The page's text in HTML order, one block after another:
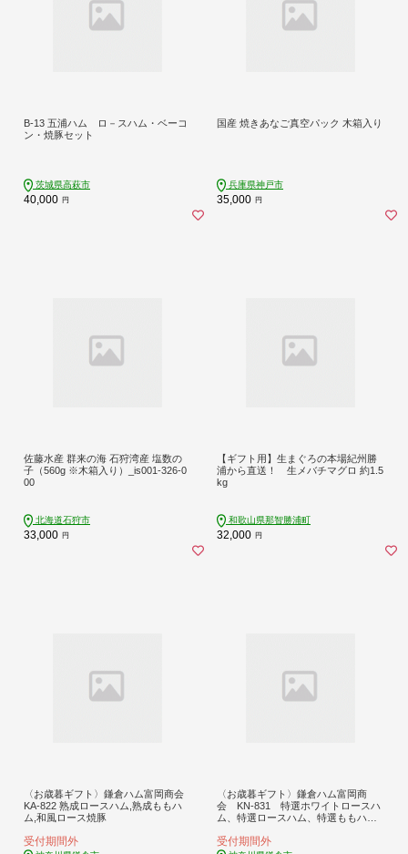
B-13 五浦ハム ロ－スハム・ベーコ
ン・焼豚セット
茨城県高萩市
40,000 円
国産 焼きあなご真空パック 木箱入り
兵庫県神戸市
35,000 円
佐藤水産 群来の海 石狩湾産 塩数の
子（560g ※木箱入り）_is001-326-0
00
北海道石狩市
33,000 円
【ギフト用】生まぐろの本場紀州勝
浦から直送！ 生メバチマグロ 約1.5
kg
和歌山県那智勝浦町
32,000 円
〈お歳暮ギフト〉鎌倉ハム富岡商会
KA-822 熟成ロースハム,熟成ももハ
ム,和風ロース焼豚
受付期間外
〈お歳暮ギフト〉鎌倉ハム富岡商
会 KN-831 特選ホワイトロースハ
ム、特選ロースハム、特選ももハム
受付期間外